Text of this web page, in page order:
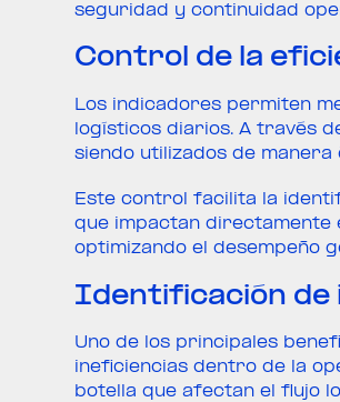
seguridad y continuidad
Control de la
Los indicadores permiten
logísticos diarios. A través
siendo utilizados de
Este control facilita la
que impactan directamente
optimizando el desempeño
Identificación de
Uno de los principales
ineficiencias dentro de la
botella que afectan el flujo